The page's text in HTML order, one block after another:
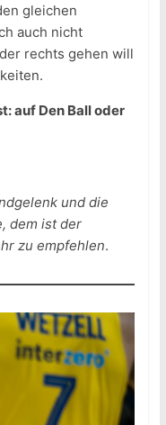
gleichen
auch nicht
rechts gehen will
auf Den Ball oder
und die
dem ist der
zu empfehlen.